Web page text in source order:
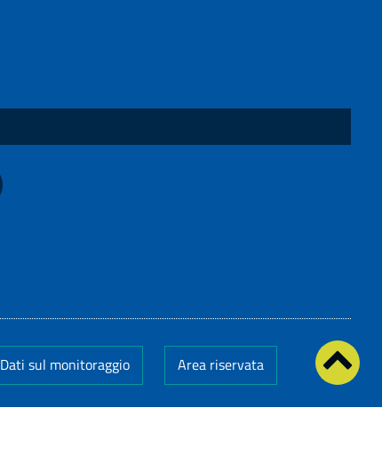
Dati sul monitoraggio Area riservata